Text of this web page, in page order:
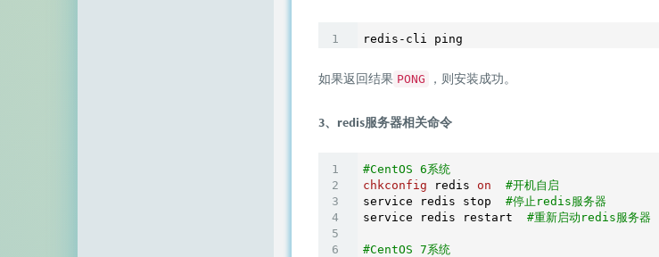
redis-cli ping
如果返回结果 PONG ，则安装成功。
3、redis服务器相关命令
#CentOS 6系统
chkconfig redis on
#开机自启
service redis stop #停止redis服务器
service redis restart #重新启动redis服务器
#CentOS 7系统